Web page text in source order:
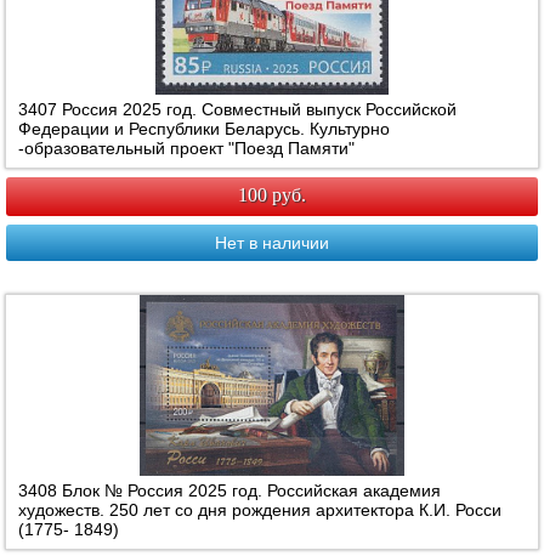
3407 Россия 2025 год. Совместный выпуск Российской
Федерации и Республики Беларусь. Культурно
-образовательный проект "Поезд Памяти"
100 руб.
Нет в наличии
3408 Блок № Россия 2025 год. Российская академия
художеств. 250 лет со дня рождения архитектора К.И. Росси
(1775- 1849)